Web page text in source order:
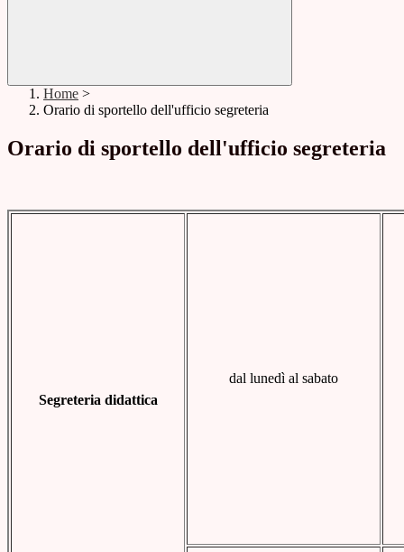
Home >
Orario di sportello dell'ufficio segreteria
Orario di sportello dell'ufficio segreteria
Segreteria didattica
dal lunedì al sabato